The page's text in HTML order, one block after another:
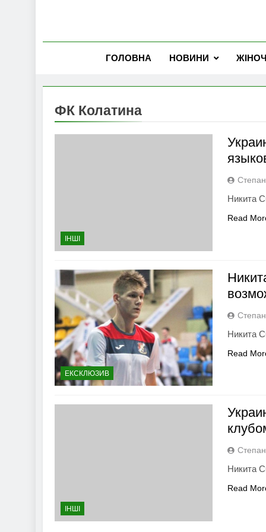
ГОЛОВНА НОВИНИ
ФК Колатина
ІНШІ
Никита
Read
ЕКСКЛЮЗИВ
Никита
Read
ІНШІ
Никита
Read